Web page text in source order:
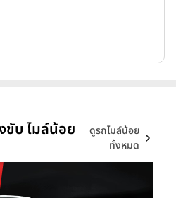
ขับ ไมล์น้อย
ดูรถไมล์น้อย
ทั้งหมด